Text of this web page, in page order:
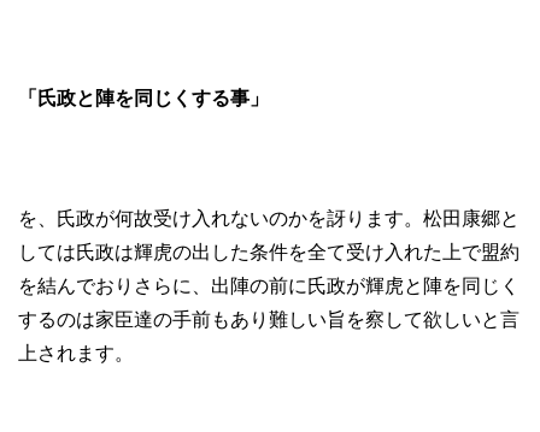
「氏政と陣を同じくする事」
を、氏政が何故受け入れないのかを訝ります。松田康郷と
しては氏政は輝虎の出した条件を全て受け入れた上で盟約
を結んでおりさらに、出陣の前に氏政が輝虎と陣を同じく
するのは家臣達の手前もあり難しい旨を察して欲しいと言
上されます。